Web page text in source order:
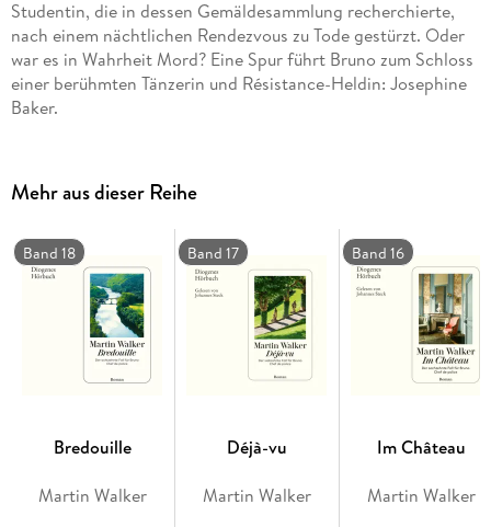
Studentin, die in dessen Gemäldesammlung recherchierte,
nach einem nächtlichen Rendezvous zu Tode gestürzt. Oder
war es in Wahrheit Mord? Eine Spur führt Bruno zum Schloss
einer berühmten Tänzerin und Résistance-Heldin: Josephine
Baker.
Mehr aus dieser Reihe
Band 18
Bredouille
Martin Walker
Band 17
Déjà-vu
Martin Walker
Band 16
Im Château
Martin Walker